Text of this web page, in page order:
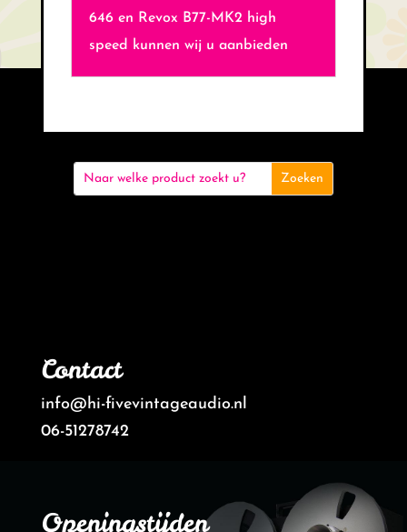
646 en Revox B77-MK2 high
speed kunnen wij u aanbieden
Contact
info@hi-fivevintageaudio.nl
06-51278742
Openingstijden